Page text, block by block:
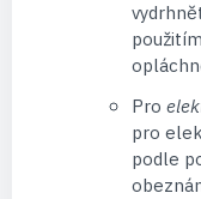
Pro
pro
podle